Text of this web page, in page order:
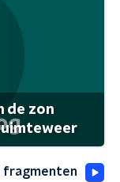
de zon
fragmenten